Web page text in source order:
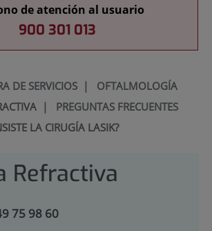
de atención al usuario
900 301 013
DE SERVICIOS| OFTALMOLOGÍA
| PREGUNTAS FRECUENTES
LA CIRUGÍA LASIK?
Refractiva
75 98 60